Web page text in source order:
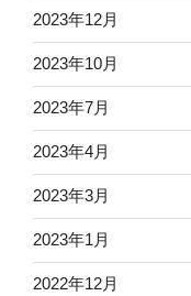
2023年12月
2023年10月
2023年7月
2023年4月
2023年3月
2023年1月
2022年12月